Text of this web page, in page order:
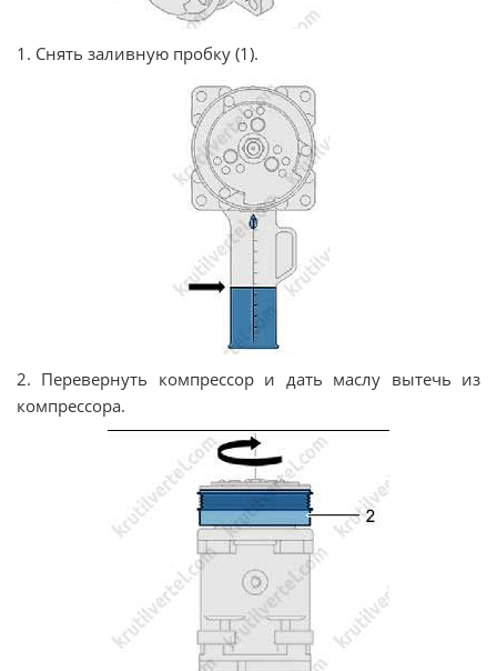
1. Снять заливную пробку (1).
2. Перевернуть компрессор и дать маслу вытечь из
компрессора.